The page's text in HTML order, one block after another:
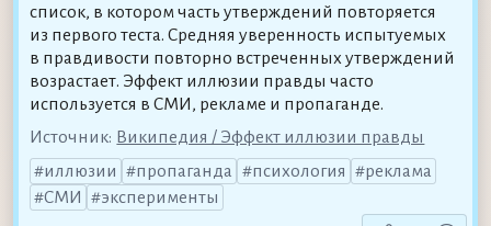
список, в котором часть утверждений повторяется
из первого теста. Средняя уверенность испытуемых
в правдивости повторно встреченных утверждений
возрастает. Эффект иллюзии правды часто
используется в СМИ, рекламе и пропаганде.
Источник: Википедия / Эффект иллюзии правды
иллюзии
пропаганда психология
реклама
СМИ
эксперименты